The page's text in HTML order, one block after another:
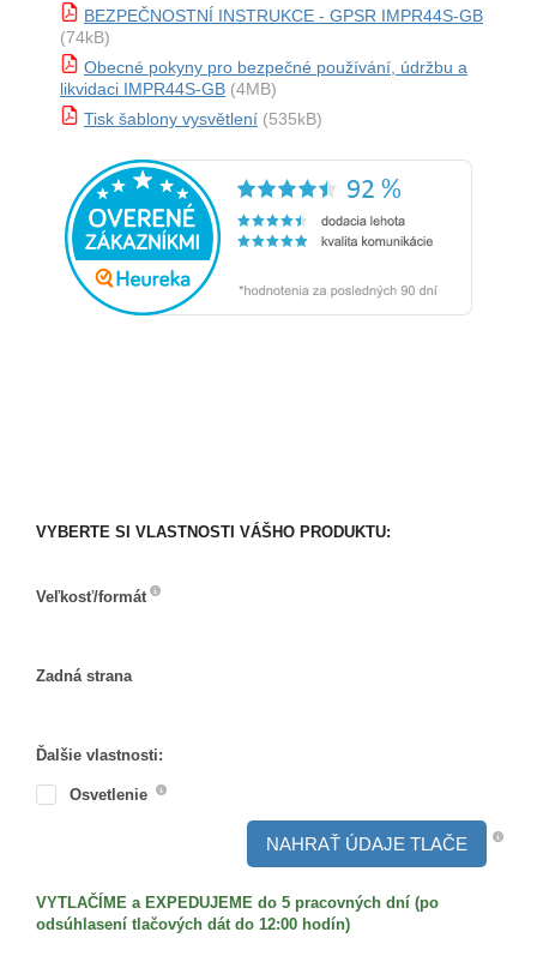
BEZPEČNOSTNÍ INSTRUKCE - GPSR IMPR44S-GB
(74kB)
Obecné pokyny pro bezpečné používání, údržbu a
likvidaci IMPR44S-GB (4MB)
Tisk šablony vysvětlení (535kB)
VYBERTE SI VLASTNOSTI VÁŠHO PRODUKTU:
Veľkosť/formát
Zadná strana
strana
Ďalšie vlastnosti:
Osvetlenie
NAHRAŤ ÚDAJE TLAČE
VYTLAČÍME a EXPEDUJEME do 5 pracovných dní (po
odsúhlasení tlačových dát do 12:00 hodín)